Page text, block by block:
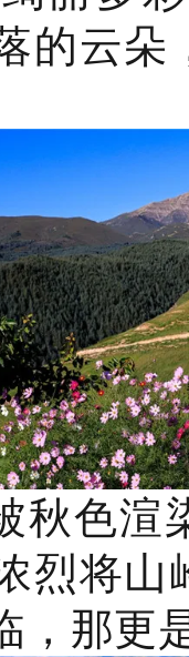
的云
秋色渲
烈将
，那更